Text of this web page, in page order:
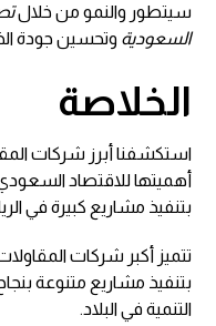
سيتطور والنمو من خلال
السعودية وتحسين جودة
الخلاصة
استكشفنا أبرز شركات
أهميتها للاقتصاد
بتنفيذ مشاريع كبيرة في
تتميز أكبر شركات
بتنفيذ مشاريع متنوعة
التنمية في البلاد.